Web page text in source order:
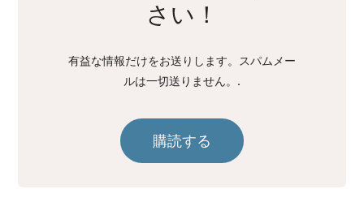
さい！
有益な情報だけをお送りします。スパムメー
ルは一切送りません。.
購読する